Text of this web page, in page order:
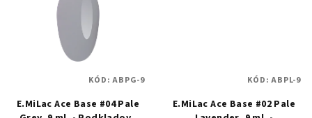
E.MiLac Ace Base #04 Pale
KÓD:ABPG-9
E.MiLac Ace Base #02 Pale
KÓD:ABPL-9